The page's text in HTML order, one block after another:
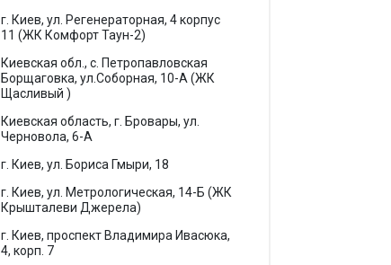
г. Киев, ул. Регенераторная, 4 корпус
11 (ЖК Комфорт Таун-2)
Киевская обл., с. Петропавловская
Борщаговка, ул.Соборная, 10-А (ЖК
Щасливый )
Киевская область, г. Бровары, ул.
Черновола, 6-А
г. Киев, ул. Бориса Гмыри, 18
г. Киев, ул. Метрологическая, 14-Б (ЖК
Крышталеви Джерела)
г. Киев, проспект Владимира Ивасюка,
4, корп. 7